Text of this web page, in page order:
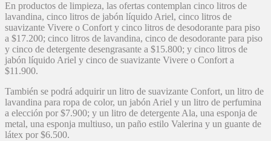
En productos de limpieza, las ofertas contemplan cinco litros de
lavandina, cinco litros de jabón líquido Ariel, cinco litros de
suavizante Vivere o Confort y cinco litros de desodorante para piso
a $17.200; cinco litros de lavandina, cinco de desodorante para piso
y cinco de detergente desengrasante a $15.800; y cinco litros de
jabón líquido Ariel y cinco de suavizante Vivere o Confort a
$11.900.
También se podrá adquirir un litro de suavizante Confort, un litro de
lavandina para ropa de color, un jabón Ariel y un litro de perfumina
a elección por $7.900; y un litro de detergente Ala, una esponja de
metal, una esponja multiuso, un paño estilo Valerina y un guante de
látex por $6.500.